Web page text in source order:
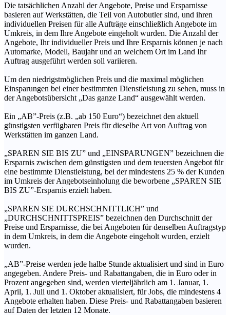
Die tatsächlichen Anzahl der Angebote, Preise und Ersparnisse
basieren auf Werkstätten, die Teil von Autobutler sind, und ihren
individuellen Preisen für alle Aufträge einschließlich Angebote im
Umkreis, in dem Ihre Angebote eingeholt wurden. Die Anzahl der
Angebote, Ihr individueller Preis und Ihre Ersparnis können je nach
Automarke, Modell, Baujahr und an welchem Ort im Land Ihr
Auftrag ausgeführt werden soll variieren.
Um den niedrigstmöglichen Preis und die maximal möglichen
Einsparungen bei einer bestimmten Dienstleistung zu sehen, muss in
der Angebotsübersicht „Das ganze Land“ ausgewählt werden.
Ein „AB”-Preis (z.B. „ab 150 Euro“) bezeichnet den aktuell
günstigsten verfügbaren Preis für dieselbe Art von Auftrag von
Werkstätten im ganzen Land.
„SPAREN SIE BIS ZU” und „EINSPARUNGEN” bezeichnen die
Ersparnis zwischen dem günstigsten und dem teuersten Angebot für
eine bestimmte Dienstleistung, bei der mindestens 25 % der Kunden
im Umkreis der Angebotseinholung die beworbene „SPAREN SIE
BIS ZU”-Ersparnis erzielt haben.
„SPAREN SIE DURCHSCHNITTLICH” und
„DURCHSCHNITTSPREIS” bezeichnen den Durchschnitt der
Preise und Ersparnisse, die bei Angeboten für denselben Auftragstyp
in dem Umkreis, in dem die Angebote eingeholt wurden, erzielt
wurden.
„AB”-Preise werden jede halbe Stunde aktualisiert und sind in Euro
angegeben. Andere Preis- und Rabattangaben, die in Euro oder in
Prozent angegeben sind, werden vierteljährlich am 1. Januar, 1.
April, 1. Juli und 1. Oktober aktualisiert, für Jobs, die mindestens 4
Angebote erhalten haben. Diese Preis- und Rabattangaben basieren
auf Daten der letzten 12 Monate.